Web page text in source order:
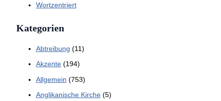
Wortzentriert
Kategorien
Abtreibung (11)
Akzente(194)
Allgemein (753)
Anglikanische Kirche(5)